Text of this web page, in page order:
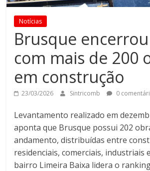
Notícias
Brusque
com mais de 200
em construção
23/03/2026 Sintricomb 0
Levantamento realizado em
aponta que Brusque possui 202
andamento, distribuídas entre
residenciais, comerciais, industriais
bairro Limeira Baixa lidera o